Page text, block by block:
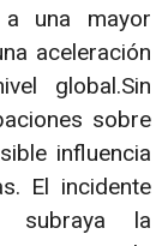
una mayor
aceleración
global.Sin
sobre
influencia
El incidente
subraya la